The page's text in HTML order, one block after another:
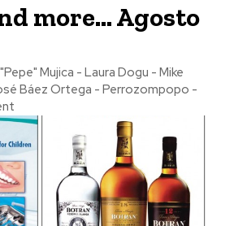
more… Agosto
Báez Ortega - Perrozompopo -